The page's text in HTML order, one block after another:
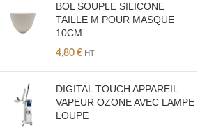
BOL SOUPLE SILICONE
TAILLE M POUR MASQUE
10CM
4,80 € HT
DIGITAL TOUCH APPAREIL
VAPEUR OZONE AVEC LAMPE
LOUPE